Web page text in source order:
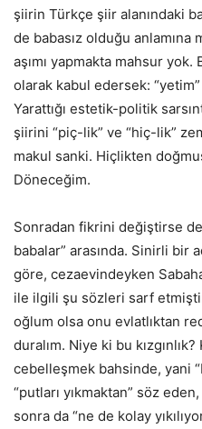
şiirin Türkçe şiir alanındaki
de babasız olduğu anlamına
aşımı yapmakta mahsur yok.
olarak kabul edersek:
Yarattığı estetik-politik
şiirini “piç-lik” ve “hiç-lik”
makul sanki. Hiçlikten
Döneceğim.
Sonradan fikrini değiştirse
babalar” arasında. Sinirli bir
göre, cezaevindeyken
ile ilgili şu sözleri sarf
oğlum olsa onu evlatlıktan
duralım. Niye ki bu
cebelleşmek bahsinde, yani
“putları yıkmaktan” söz
sonra da “ne de kolay